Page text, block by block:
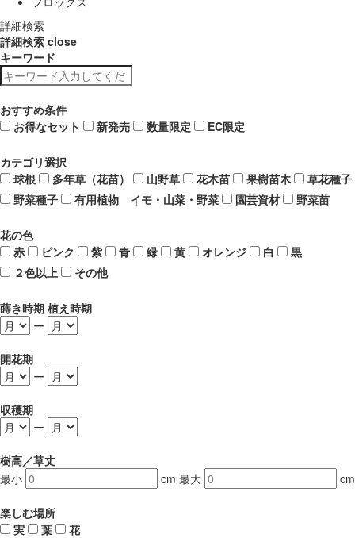
詳細検索
詳細検索 close
キーワード
おすすめ条件
お得なセット
新発売 数量限定 EC限定
カテゴリ選択
球根
多年草（花苗） 山野草 花木苗 果樹苗木
草花種子
野菜種子
有用植物 イモ・山菜・野菜 園芸資材 野菜苗
花の色
赤
ピンク 紫 青 緑 黄 オレンジ 白
黒
２色以上
その他
蒔き時期 植え時期
ー
開花期
ー
収穫期
ー
樹高／草丈
最小
cm 最大 cm
楽しむ場所
実
葉 花